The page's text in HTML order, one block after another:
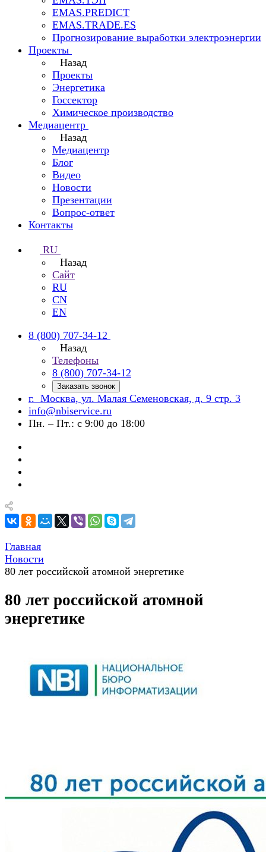
EMAS.PREDICT
EMAS.TRADE.ES
Прогнозирование выработки электроэнергии
Проекты
Назад
Проекты
Энергетика
Госсектор
Химическое производство
Медиацентр
Назад
Медиацентр
Блог
Видео
Новости
Презентации
Вопрос-ответ
Контакты
RU
Назад
Сайт
RU
CN
EN
8 (800) 707-34-12
Назад
Телефоны
8 (800) 707-34-12
Заказать звонок
г. Москва, ул. Малая Семеновская, д. 9 стр. 3
info@nbiservice.ru
Пн. – Пт.: с 9:00 до 18:00
Главная
Новости
80 лет российской атомной энергетике
80 лет российской атомной
энергетике